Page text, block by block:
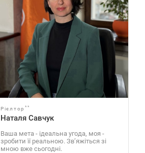
Рієлтор **
Наталя Савчук
Ваша мета - ідеальна угода, моя -
зробити її реальною. Зв’яжіться зі
мною вже сьогодні.